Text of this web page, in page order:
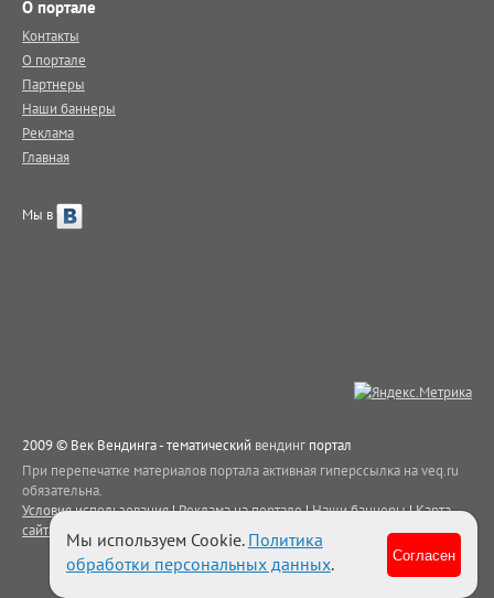
О портале
Контакты
О портале
Партнеры
Наши баннеры
Реклама
Главная
Мы в
2009 © Век Вендинга - тематический вендинг портал
При перепечатке материалов портала активная гиперссылка на veq.ru
обязательна.
Условия использования|Реклама на портале|Наши баннеры|Карта
сайта
Контакты
Мы используем Cookie. Политика
обработки персональных данных. Согласен